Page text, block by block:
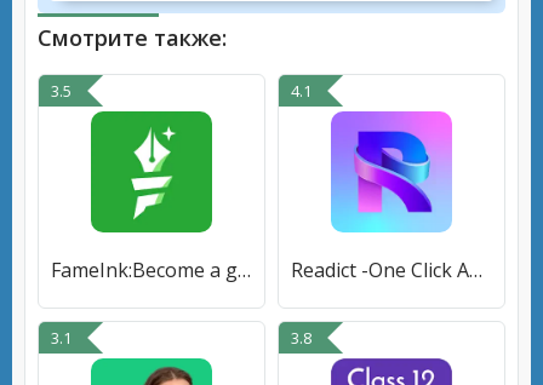
Смотрите также:
3.5
FameInk:Become a great writer
4.1
Readict -One Click Away Novels
3.1 3.8